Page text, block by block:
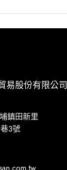
易股份有限公司
鎮田新里
3號